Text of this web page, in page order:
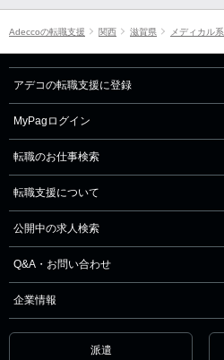
Adeccoの転職支援 関西 滋賀県 メディカル系
アデコの転職支援に登録
MyPagログイン
転職のお仕事検索
転職支援について
公開中の求人検索
Q&A・お問い合わせ
企業情報
派遣